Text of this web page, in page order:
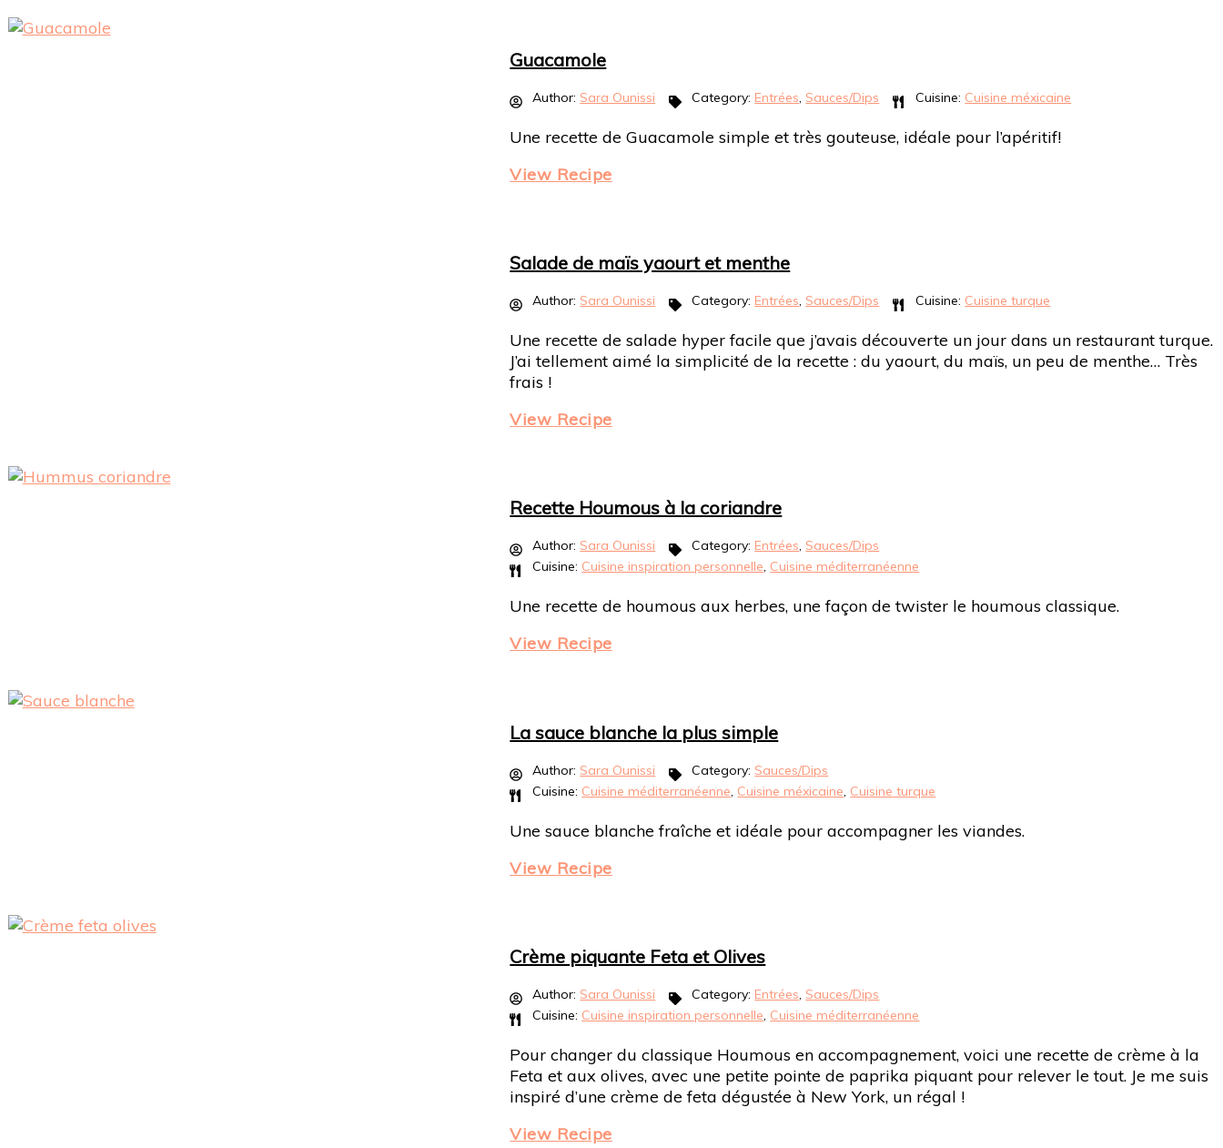
Guacamole
Author: Sara Ounissi Category: Entrées, Sauces/Dips Cuisine: Cuisine méxicaine
Une recette de Guacamole simple et très gouteuse, idéale pour l’apéritif!
View Recipe
Salade de maïs yaourt et menthe
Author: Sara Ounissi Category: Entrées, Sauces/Dips Cuisine: Cuisine turque
Une recette de salade hyper facile que j’avais découverte un jour dans un restaurant turque.
J’ai tellement aimé la simplicité de la recette : du yaourt, du maïs, un peu de menthe… Très
frais !
View Recipe
Recette Houmous à la coriandre
Author: Sara Ounissi Category: Entrées, Sauces/Dips
Cuisine: Cuisine inspiration personnelle, Cuisine méditerranéenne
Une recette de houmous aux herbes, une façon de twister le houmous classique.
View Recipe
La sauce blanche la plus simple
Author: Sara Ounissi Category: Sauces/Dips
Cuisine: Cuisine méditerranéenne, Cuisine méxicaine, Cuisine turque
Une sauce blanche fraîche et idéale pour accompagner les viandes.
View Recipe
Crème piquante Feta et Olives
Author: Sara Ounissi Category: Entrées, Sauces/Dips
Cuisine: Cuisine inspiration personnelle, Cuisine méditerranéenne
Pour changer du classique Houmous en accompagnement, voici une recette de crème à la
Feta et aux olives, avec une petite pointe de paprika piquant pour relever le tout. Je me suis
inspiré d’une crème de feta dégustée à New York, un régal !
View Recipe